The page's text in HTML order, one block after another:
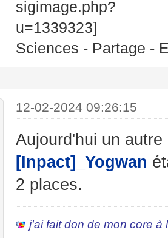
Sciences - Partage -
12-02-2024 09:26:15
Aujourd'hui un
[Inpact]_Yogwan
2 places.
j'ai fait don de mon core à